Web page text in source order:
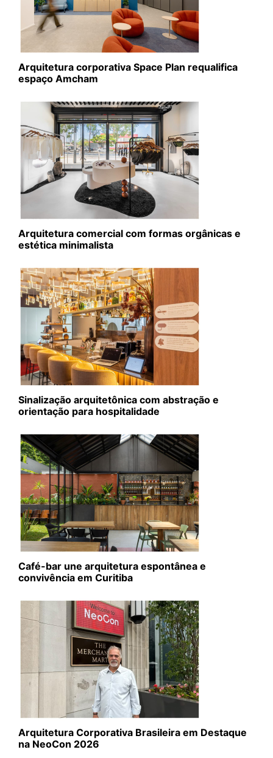
Arquitetura corporativa Space Plan requalifica
espaço Amcham
Arquitetura comercial com formas orgânicas e
estética minimalista
Sinalização arquitetônica com abstração e
orientação para hospitalidade
Café-bar une arquitetura espontânea e
convivência em Curitiba
Arquitetura Corporativa Brasileira em Destaque
na NeoCon 2026